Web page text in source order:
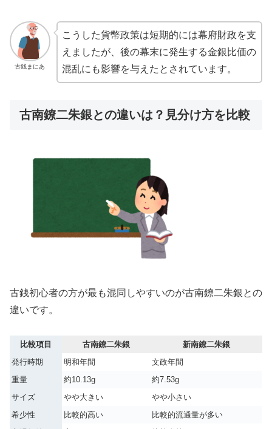
古銭まにあ
こうした貨幣政策は短期的には幕府財政を支
えましたが、後の幕末に発生する金銀比価の
混乱にも影響を与えたとされています。
古南鐐二朱銀との違いは？見分け方を比較
古銭初心者の方が最も混同しやすいのが古南鐐二朱銀との
違いです。
比較項目 古南鐐二朱銀
新南鐐二朱銀
発行時期
明和年間
文政年間
重量
約10.13g
約7.53g
サイズ
やや大きい
やや小さい
希少性
比較的高い
比較的流通量が多い